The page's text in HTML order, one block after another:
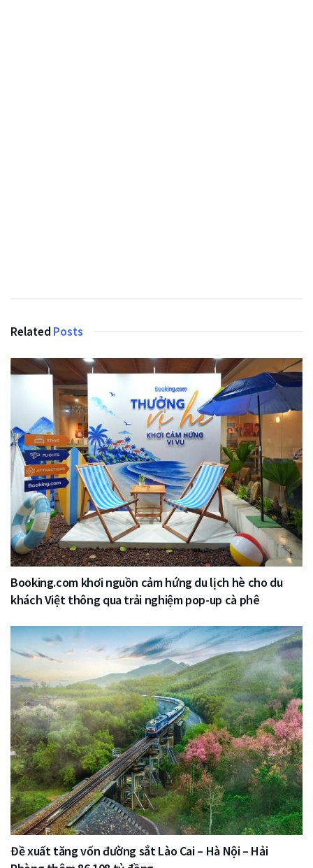
Related Posts
Booking.com khơi nguồn cảm hứng du lịch hè cho du
khách Việt thông qua trải nghiệm pop-up cà phê
Đề xuất tăng vốn đường sắt Lào Cai – Hà Nội – Hải